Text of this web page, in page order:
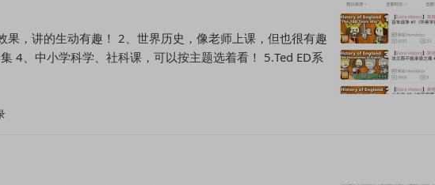
，讲的生动有趣！ 2、世界历史，像老师上课，但也很有趣
4、中小学科学、社科课，可以按主题选着看！ 5.Ted ED系